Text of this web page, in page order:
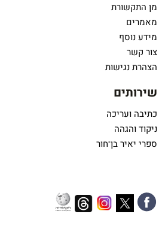
מן התקשורת
מאמרים
מידע נוסף
צור קשר
הצהרת נגישות
שירותים
כתיבה ועריכה
ניקוד והגהה
ספרי יאיר בן־חור